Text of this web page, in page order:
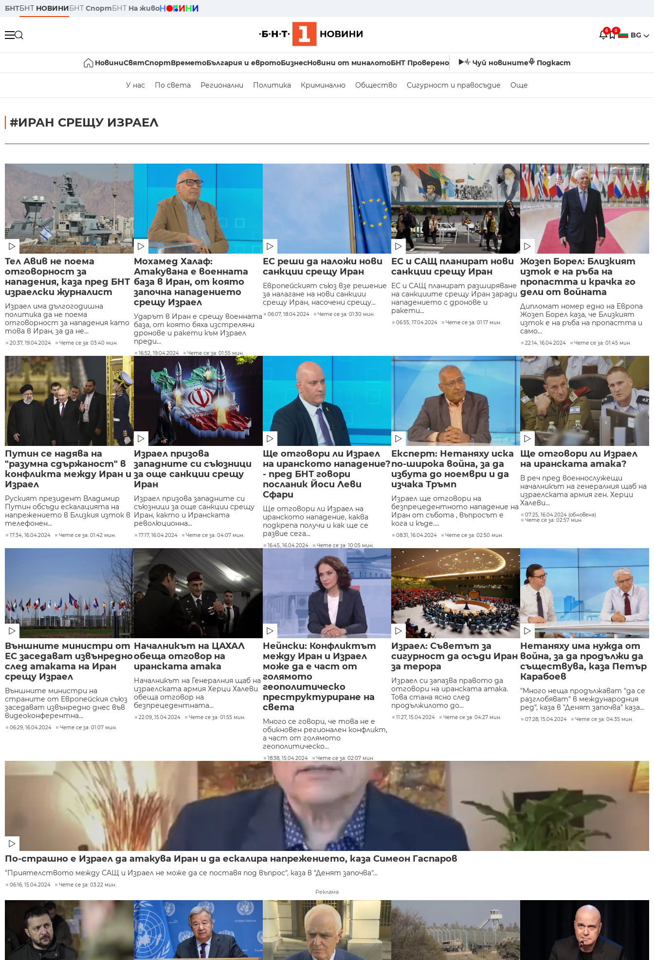
БНТБНТ НОВИНИБНТ СпортБНТ На живо
6 0 BG
НовиниСвятСпортВреметоБългария и евротоБизнесНовини от миналотоБНТ Проверено Чуй новините Подкаст
У нас По света Регионални Политика Криминално Общество Сигурност и правосъдие Още
#ИРАН СРЕЩУ ИЗРАЕЛ
Тел Авив не поема
отговорност за
нападения, каза пред БНТ
израелски журналист
Израел има дългогодишна
политика да не поема
отговорност за нападения като
това в Иран, за да не...
20:37, 19.04.2024 Чете се за: 03:40 мин.
Мохамед Халаф:
Атакувана е военната
база в Иран, от която
започна нападението
срещу Израел
Ударът в Иран е срещу военната
база, от която бяха изстреляни
дронове и ракети към Израел
преди...
16:52, 19.04.2024 Чете се за: 01:55 мин.
ЕС реши да наложи нови
санкции срещу Иран
Европейският съюз взе решение
за налагане на нови санкции
срещу Иран, насочени срещу...
06:07, 18.04.2024 Чете се за: 01:30 мин.
ЕС и САЩ планират нови
санкции срещу Иран
ЕС и САЩ планират разширяване
на санкциите срещу Иран заради
нападението с дронове и
ракети...
06:55, 17.04.2024 Чете се за: 01:17 мин.
Жозеп Борел: Близкият
изток е на ръба на
пропастта и крачка го
дели от войната
Дипломат номер едно на Европа
Жозеп Борел каза, че Близкият
изток е на ръба на пропастта и
само...
22:14, 16.04.2024 Чете се за: 01:45 мин.
Путин се надява на
"разумна сдържаност" в
конфликта между Иран и
Израел
Руският президент Владимир
Путин обсъди ескалацията на
напрежението в Близкия изток в
телефонен...
17:34, 16.04.2024 Чете се за: 01:42 мин.
Израел призова
западните си съюзници
за още санкции срещу
Иран
Израел призова западните си
съюзници за още санкции срещу
Иран, както и Иранската
революционна...
17:17, 16.04.2024 Чете се за: 04:07 мин.
Ще отговори ли Израел
на иранското нападение?
- пред БНТ говори
посланик Йоси Леви
Сфари
Ще отговори ли Израел на
иранското нападение, каква
подкрепа получи и как ще се
развие сега...
16:45, 16.04.2024 Чете се за: 10:05 мин.
Експерт: Нетаняху иска
по-широка война, за да
избута до ноември и да
изчака Тръмп
Израел ще отговори на
безпрецедентното нападение на
Иран от събота , въпросът е
кога и къде....
08:31, 16.04.2024 Чете се за: 02:50 мин.
Ще отговори ли Израел
на иранската атака?
В реч пред военнослужещи
началникът на генералния щаб на
израелската армия ген. Херци
Халеви...
07:25, 16.04.2024 (обновена)
Чете се за: 02:57 мин.
Външните министри от
ЕС заседават извънредно
след атаката на Иран
срещу Израел
Външните министри на
страните от Европейския съюз
заседават извънредно днес във
видеоконферентна...
06:29, 16.04.2024 Чете се за: 01:07 мин.
Началникът на ЦАХАЛ
обеща отговор на
иранската атака
Началникът на Генералния щаб на
израелската армия Херци Халеви
обеща отговор на
безпрецедентната...
22:09, 15.04.2024 Чете се за: 01:55 мин.
Нейнски: Конфликтът
между Иран и Израел
може да е част от
голямото
геополитическо
преструктуриране на
света
Много се говори, че това не е
обикновен регионален конфликт,
а част от голямото
геополитическо...
18:38, 15.04.2024 Чете се за: 02:07 мин.
Израел: Съветът за
сигурност да осъди Иран
за терора
Израел си запазва правото да
отговори на иранската атака.
Това стана ясно след
продължилото до...
11:27, 15.04.2024 Чете се за: 04:27 мин.
Нетаняху има нужда от
война, за да продължи да
съществува, каза Петър
Карабоев
"Много неща продължават "да се
разглобяват" в международния
ред", каза в "Денят започва" каза...
07:28, 15.04.2024 Чете се за: 04:35 мин.
По-страшно е Израел да атакува Иран и да ескалира напрежението, каза Симеон Гаспаров
"Приятелството между САЩ и Израел не може да се поставя под въпрос", каза в "Денят започва"...
06:16, 15.04.2024 Чете се за: 03:22 мин.
Реклама